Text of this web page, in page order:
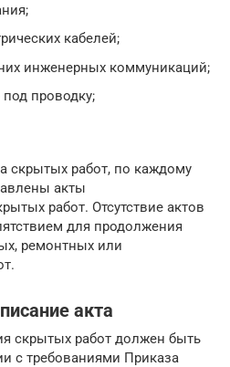
кабелей;
инженерных коммуникаций;
проводку;
скрытых работ, по каждому
акты
работ. Отсутствие актов
для продолжения
ремонтных или
акта
скрытых работ должен быть
с требованиями Приказа